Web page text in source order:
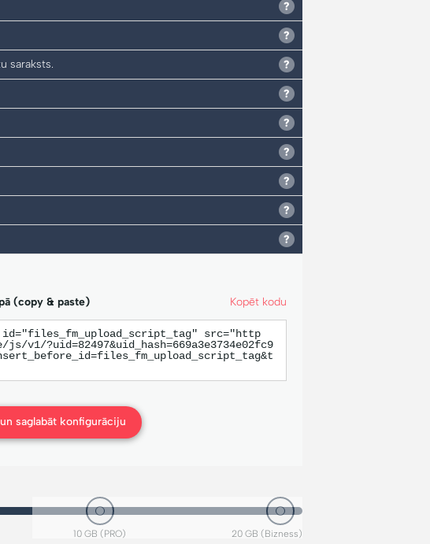
saraksts.
(copy & paste)
Kopēt kodu
src="http
?uid=82497&uid_hash=669a3e3734e02fc9
saglabāt konfigurāciju
10 GB (PRO) 20 GB (Bizness)